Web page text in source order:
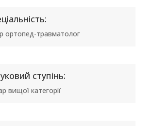
ортопед-травматолог
ступінь:
вищої категорії